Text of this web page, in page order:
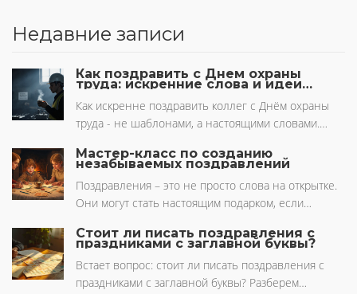
Недавние записи
Как поздравить с Днем охраны
труда: искренние слова и идеи
Как искренне поздравить коллег с Днём охраны
труда - не шаблонами, а настоящими словами.
тех, кто хочет, чтобы безопасность на работе стала
Мастер-класс по созданию
незабываемых поздравлений
Поздравления – это не просто слова на открытке.
Они могут стать настоящим подарком, если
поздравление по-настоящему незабываемым? Мы
советами по созданию поздравлений, которые
оставят яркое впечатление. Узнайте, какие
Стоит ли писать поздравления с
праздниками с заглавной буквы?
Встает вопрос: стоит ли писать поздравления с
праздниками с заглавной буквы? Разберем